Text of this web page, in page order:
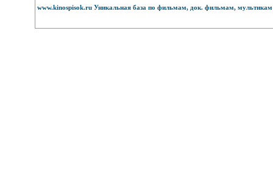
www.kinospisok.ru Уникальная база по фильмам, док. фильмам,